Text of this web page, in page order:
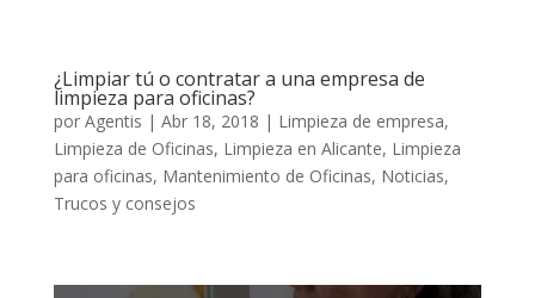
¿Limpiar tú o contratar a una empresa de
limpieza para oficinas?
por Agentis | Abr 18, 2018 | Limpieza de empresa,
Limpieza de Oficinas, Limpieza en Alicante, Limpieza
para oficinas, Mantenimiento de Oficinas, Noticias,
Trucos y consejos